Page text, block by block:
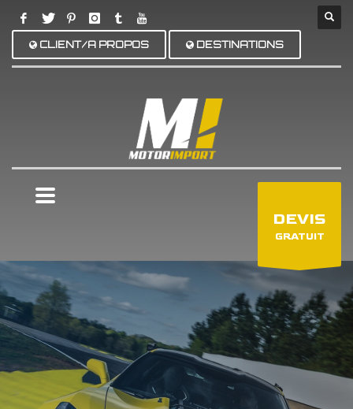
CLIENT/A PROPOS DESTINATIONS
DEVIS
GRATUIT